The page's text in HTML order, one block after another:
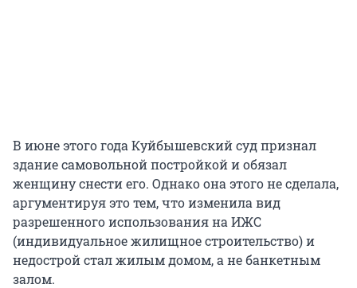
В июне этого года Куйбышевский суд признал
здание самовольной постройкой и обязал
женщину снести его. Однако она этого не сделала,
аргументируя это тем, что изменила вид
разрешенного использования на ИЖС
(индивидуальное жилищное строительство) и
недострой стал жилым домом, а не банкетным
залом.